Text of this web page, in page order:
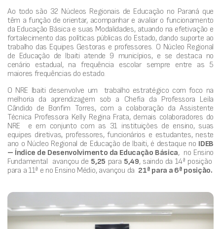
Ao todo são 32 Núcleos Regionais de Educação no Paraná que
têm a função de orientar, acompanhar e avaliar o funcionamento
da Educação Básica e suas Modalidades, atuando na efetivação e
fortalecimento das políticas públicas do Estado, dando suporte ao
trabalho das Equipes Gestoras e professores. O Núcleo Regional
de Educação de Ibaiti atende 9 municípios, e se destaca no
cenário estadual, na frequência escolar sempre entre as 5
maiores frequências do estado.
O NRE Ibaiti desenvolve um trabalho estratégico com foco na
melhoria da aprendizagem sob a Chefia da Professora Leila
Cândido de Bonfim Torres, com a colaboração da Assistente
Técnica Professora Kelly Regina Frata, demais colaboradores do
NRE e em conjunto com as 31 instituições de ensino, suas
equipes diretivas, professores, funcionários e estudantes, neste
ano o Núcleo Regional de Educação de Ibaiti, é destaque no IDEB
– Índice de Desenvolvimento da Educação Básica, no Ensino
Fundamental avançou de 5,25 para 5,49, saindo da 14ª posição
para a 11ª e no Ensino Médio, avançou da 21ª para a 6ª posição.